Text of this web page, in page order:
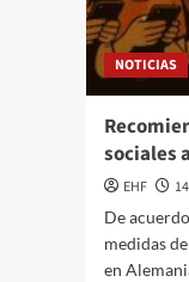
NOTICIAS
sociales
EHF
De
medidas
en